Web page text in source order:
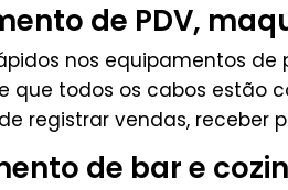
de PDV,
nos equipamentos
que todos os cabos estão
registrar vendas,
de bar e